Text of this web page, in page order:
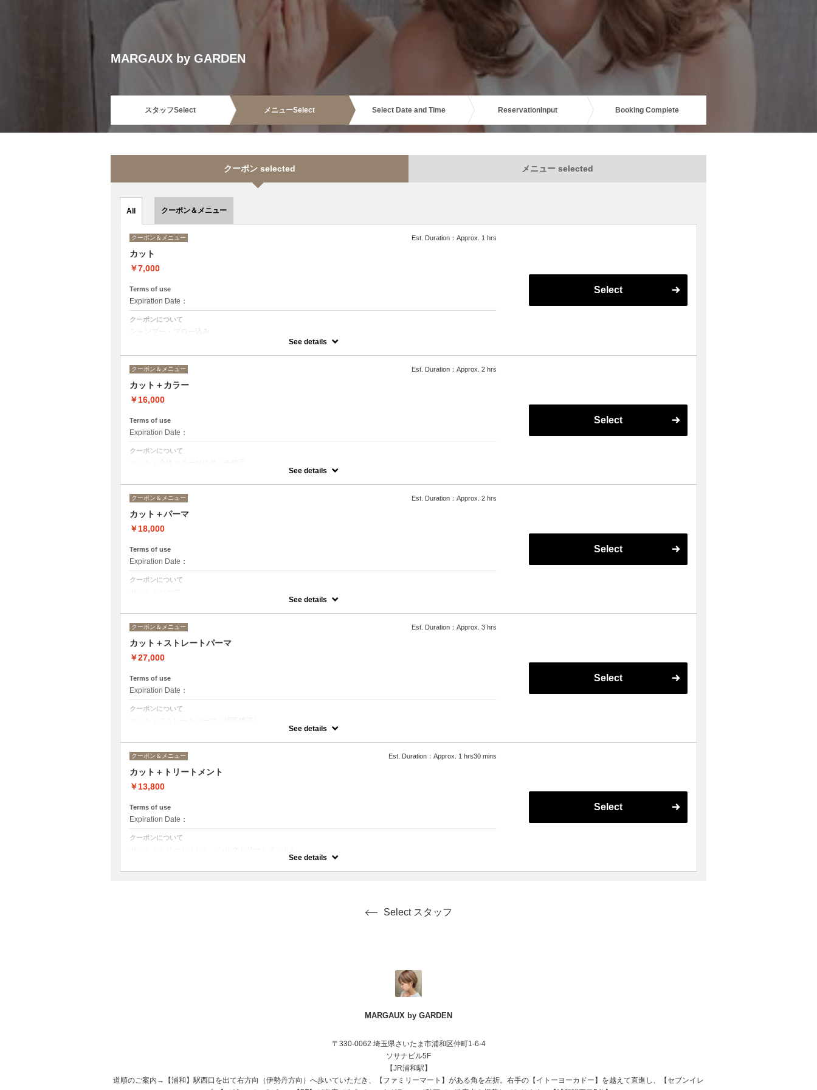
MARGAUX by GARDEN
スタッフSelect メニューSelect Select Date and Time Reservation Input Booking Complete
クーポン selected メニュー selected
All クーポン＆メニュー
クーポン＆メニュー Est. Duration：Approx. 1 hrs
カット
￥7,000
Terms of use
Expiration Date：
クーポンについて
シャンプー・ブロー込み
※櫻田・平山指名の場合＋¥1,000
See details
Select
クーポン＆メニュー Est. Duration：Approx. 2 hrs
カット＋カラー
￥16,000
Terms of use
Expiration Date：
クーポンについて
See details
Select
クーポン＆メニュー Est. Duration：Approx. 2 hrs
カット＋パーマ
￥18,000
Terms of use
Expiration Date：
クーポンについて
（パーマの種類はご相談にて。金額の変動有り）See details
Select
クーポン＆メニュー Est. Duration：Approx. 3 hrs
カット＋ストレートパーマ
￥27,000
Terms of use
Expiration Date：
クーポンについて
（ストレートパーマの種類はご相談にて。金額の変動有り）
See details
Select
クーポン＆メニュー Est. Duration：Approx. 1 hrs30 mins
カット＋トリートメント
￥13,800
Terms of use
Expiration Date：
クーポンについて
（トリートメントの種類はご相談にて。金額の変動有り）
See details
Select
Select スタッフ
MARGAUX by GARDEN
〒330-0062 埼玉県さいたま市浦和区仲町1-6-4
ソサナビル5F
【JR浦和駅】
道順のご案内→【浦和】駅西口を出て右方向（伊勢丹方向）へ歩いていただき、【ファミリーマート】がある角を左折。右手の【イトーヨーカドー】を越えて直進し、【セブンイレ